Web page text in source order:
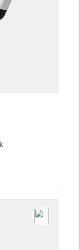
tempo di